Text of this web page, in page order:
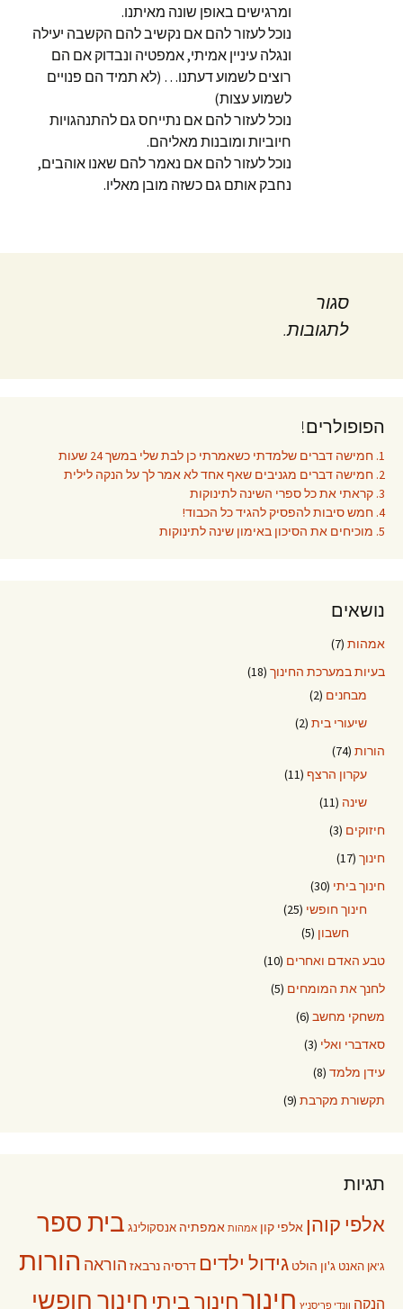
ומרגישים באופן שונה מאיתנו.
נוכל לעזור להם אם נקשיב להם הקשבה יעילה
ונגלה עיניין אמיתי, אמפטיה ונבדוק אם הם
רוצים לשמוע דעתנו… (לא תמיד הם פנויים
לשמוע עצות)
נוכל לעזור להם אם נתייחס גם להתנהגויות
חיוביות ומובנות מאליהם.
נוכל לעזור להם אם נאמר להם שאנו אוהבים,
נחבק אותם גם כשזה מובן מאליו.
סגור
לתגובות.
הפופולרים!
1. חמישה דברים שלמדתי כשאמרתי כן לבת שלי במשך 24 שעות
2. חמישה דברים מגניבים שאף אחד לא אמר לך על הנקה לילית
3. קראתי את כל ספרי השינה לתינוקות
4. חמש סיבות להפסיק להגיד כל הכבוד!
5. מוכיחים את הסיכון באימון שינה לתינוקות
נושאים
אמהות (7)
בעיות במערכת החינוך (18)
מבחנים (2)
שיעורי בית (2)
הורות (74)
עקרון הרצף (11)
שינה (11)
חיזוקים (3)
חינוך (17)
חינוך ביתי (30)
חינוך חופשי (25)
חשבון (5)
טבע האדם ואחרים (10)
לחנך את המומחים (5)
משחקי מחשב (6)
סאדברי ואלי (3)
עידן מלמד (8)
תקשורת מקרבת (9)
תגיות
אלפי קוהן אלפי קון אמהות אמפתיה אנסקולינג בית ספר
ג'אן האנט ג'ון הולט גידול ילדים דרסיה נרבאז הוראה הורות
הנקה וונדי פריסניץ חינוךחינוך ביתי חינוך חופשי